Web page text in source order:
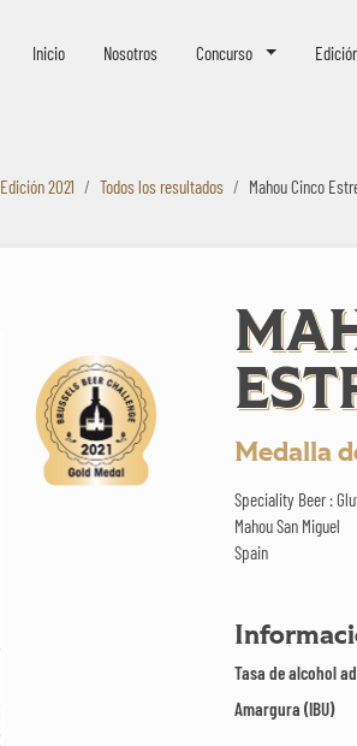
Inicio Nosotros Concurso
Edición 2021 Todos los resultados Mahou Cinco
Medalla
Speciality Beer :
Mahou San Miguel
Spain
Tasa de alcohol
Amargura (IBU)